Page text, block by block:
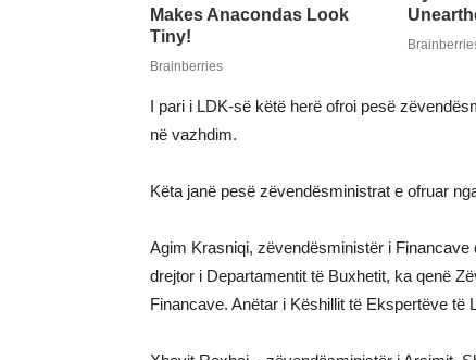
I pari i LDK-së këtë herë ofroi pesë
në vazhdim.
Këta janë pesë zëvendësministrat e ofruar
Agim Krasniqi, zëvendësministër i
drejtor i Departamentit të Buxhetit, ka qenë
Financave. Anëtar i Këshillit të Ekspertëve të